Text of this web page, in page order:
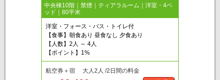
中央棟10階｜禁煙｜ティアラルーム｜洋室・4ベ
ッド｜80平米
洋室・フォース・バス・トイレ付
【食事】朝食あり 昼食なし 夕食あり
【人数】2人 ～ 4人
【ポイント】1%
航空券＋宿 大人2人 /2日間の料金